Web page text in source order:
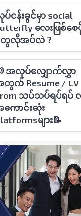
ငန်းခွင်မှာ social
လေးဖြစ်စ
ေလိုအပ်လဲ ?
အလုပ်လျှောက်လွှာ
က် Resume / CV
သပ်သပ်ရပ်ရပ်
ောင်းဆုံး
များ📝